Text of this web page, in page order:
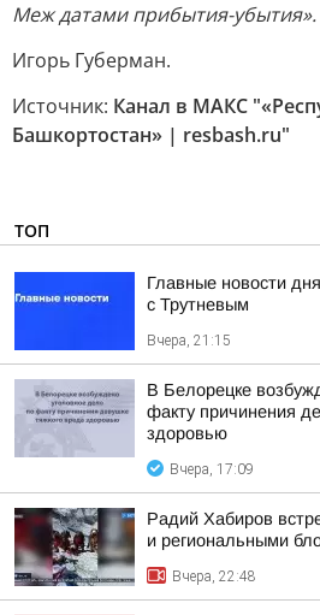
Меж датами прибытия-убытия».
Игорь Губерман.
Источник: Канал в МАКС
Башкортостан» | resbash.ru"
ТОП
Главные новости
с Трутневым
Вчера, 21:15
В Белорецке
факту причинения
здоровью
Вчера, 17:09
Радий Хабиров
и региональными
Вчера, 22:48